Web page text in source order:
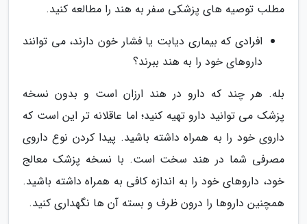
مطلب توصیه های پزشکی سفر به هند را مطالعه کنید.
افرادی که بیماری دیابت یا فشار خون دارند، می توانند
داروهای خود را به هند ببرند؟
بله. هر چند که دارو در هند ارزان است و بدون نسخه
پزشک می توانید دارو تهیه کنید؛ اما عاقلانه تر این است که
داروی خود را به همراه داشته باشید. پیدا کردن نوع داروی
مصرفی شما در هند سخت است. با نسخه پزشک معالج
خود، داروهای خود را به اندازه کافی به همراه داشته باشید.
همچنین داروها را درون ظرف و بسته آن ها نگهداری کنید.